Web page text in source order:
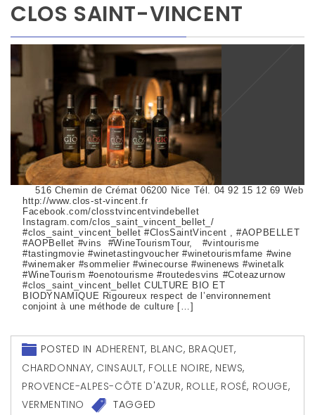
CLOS SAINT-VINCENT
516 Chemin de Crémat 06200 Nice Tél. 04 92 15 12 69 Web
http://www.clos-st-vincent.fr
Facebook.com/closstvincentvindebellet
Instagram.com/clos_saint_vincent_bellet_/
#clos_saint_vincent_bellet #ClosSaintVincent , #AOPBELLET
#AOPBellet #vins #WineTourismTour, #vintourisme
#tastingmovie #winetastingvoucher #winetourismfame #wine
#winemaker #sommelier #winecourse #winenews #winetalk
#WineTourism #oenotourisme #routedesvins #Coteazurnow
#clos_saint_vincent_bellet CULTURE BIO ET
BIODYNAMIQUE Rigoureux respect de l’environnement
conjoint à une méthode de culture […]
POSTED IN ADHERENT, BLANC, BRAQUET,
CHARDONNAY, CINSAULT, FOLLE NOIRE, NEWS,
PROVENCE-ALPES-CÔTE D'AZUR, ROLLE, ROSÉ, ROUGE,
VERMENTINO
TAGGED